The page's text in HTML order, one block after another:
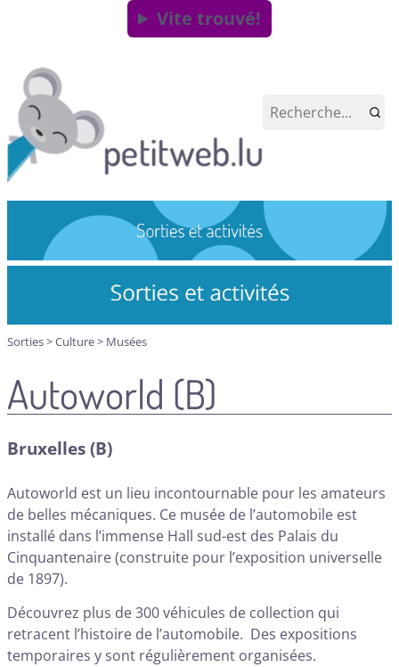
Vite trouvé!
Sorties>Culture> Musées
Autoworld (B)
Bruxelles (B)
Autoworld est un lieu incontournable pour les amateurs
de belles mécaniques. Ce musée de l’automobile est
installé dans l’immense Hall sud-est des Palais du
Cinquantenaire (construite pour l’exposition universelle
de 1897).
Découvrez plus de 300 véhicules de collection qui
retracent l’histoire de l’automobile. Des expositions
temporaires y sont régulièrement organisées.